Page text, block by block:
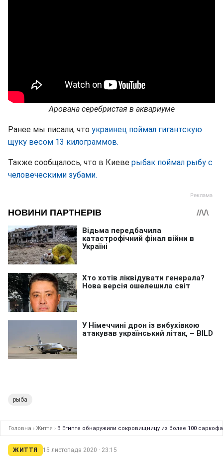
Арована серебристая в аквариуме
Ранее мы писали, что украинец поймал гигантскую
щуку весом 13 килограммов.
Также сообщалось, что в Киеве рыбак поймал рыбу с
человеческими зубами.
рыба
Головна › Життя › В Египте обнаружили сокровищницу из более 100
ЖИТТЯ 15 листопада 2020 · 23:15